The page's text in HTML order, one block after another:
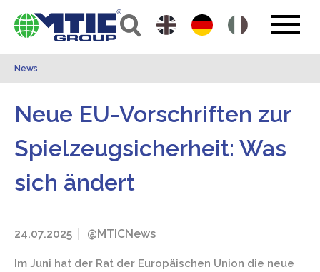
News
Neue EU-Vorschriften zur
Spielzeugsicherheit: Was
sich ändert
24.07.2025 @MTICNews
Im Juni hat der Rat der Europäischen Union die neue